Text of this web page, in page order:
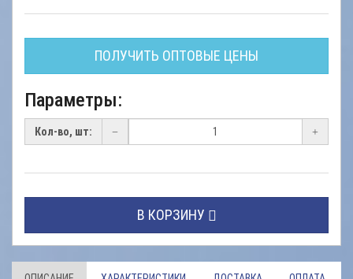
ПОЛУЧИТЬ ОПТОВЫЕ ЦЕНЫ
Параметры:
Кол-во, шт:
В КОРЗИНУ